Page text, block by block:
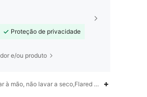
Proteção de privacidade
e/ou produto
à mão, não lavar a seco,Flared / Alargado